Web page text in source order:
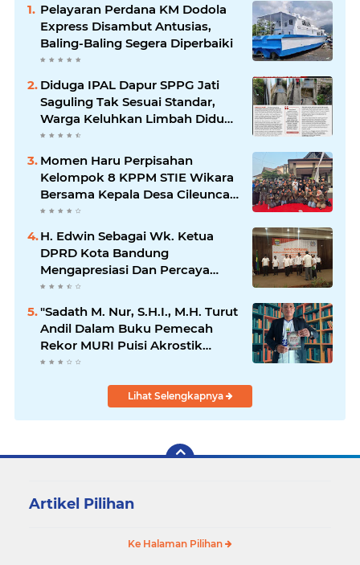
Pelayaran Perdana KM Dodola
Express Disambut Antusias,
Baling-Baling Segera Diperbaiki
Diduga IPAL Dapur SPPG Jati
Saguling Tak Sesuai Standar,
Warga Keluhkan Limbah Diduga
Mengalir ke Sungai
Momen Haru Perpisahan
Kelompok 8 KPPM STIE Wikara
Bersama Kepala Desa Cileunca
di Kecamatan Bojong
H. Edwin Sebagai Wk. Ketua
DPRD Kota Bandung
Mengapresiasi Dan Percaya
Penuh Kepada Kepemimpinan
Merdi Hajiji Sebagai ketua DPD
Lpm Kota Bandung Periode
2021-2026
"Sadath M. Nur, S.H.I., M.H. Turut
Andil Dalam Buku Pemecah
Rekor MURI Puisi Akrostik
Terbanyak
Lihat Selengkapnya
Artikel Pilihan
Ke Halaman Pilihan